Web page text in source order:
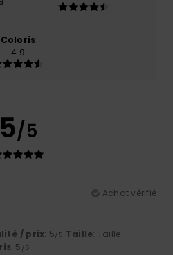
Coloris
4.9
5/5
Achat vérifié
/ prix: 5/5 Taille: Taille
: 5 /5